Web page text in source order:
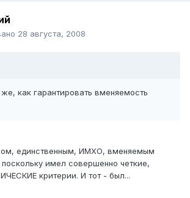
28 августа, 2008
как гарантировать вменяемость
единственным, ИМХО, вменяемым
имел совершенно четкие,
критерии. И тот - был...